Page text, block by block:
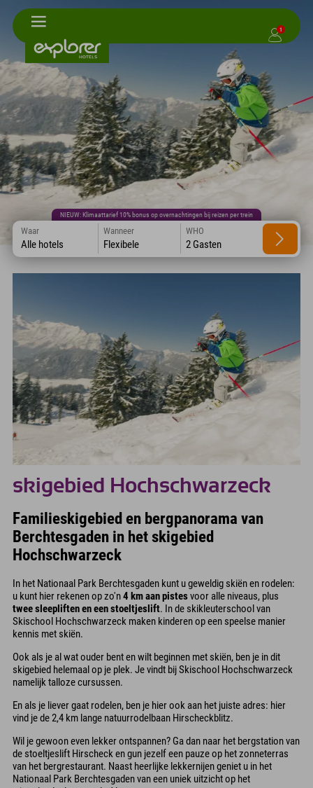
1
NIEUW: Klimaattarief 10% bonus op overnachtingen bij reizen per trein
Waar
Alle hotels
Wanneer
Flexibele
WHO
2 Gasten
skigebied Hochschwarzeck
Familieskigebied en bergpanorama van
Berchtesgaden in het skigebied
Hochschwarzeck
In het Nationaal Park Berchtesgaden kunt u geweldig skiën en rodelen:
u kunt hier rekenen op zo'n4 km aan pistesvoor alle niveaus, plus
twee sleepliften en een stoeltjeslift. In de skikleuterschool van
Skischool Hochschwarzeck maken kinderen op een speelse manier
kennis met skiën.
Ook als je al wat ouder bent en wilt beginnen met skiën, ben je in dit
skigebied helemaal op je plek. Je vindt bij Skischool Hochschwarzeck
namelijk talloze cursussen.
En als je liever gaat rodelen, ben je hier ook aan het juiste adres: hier
vind je de 2,4 km lange natuurrodelbaan Hirscheckblitz.
Wil je gewoon even lekker ontspannen? Ga dan naar het bergstation van
de stoeltjeslift Hirscheck en gun jezelf een pauze op het zonneterras
van het bergrestaurant. Naast heerlijke lekkernijen geniet u in het
Nationaal Park Berchtesgaden van een uniek uitzicht op het